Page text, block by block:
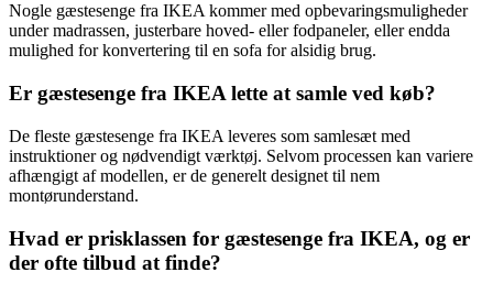
Nogle gæstesenge fra IKEA kommer med opbevaringsmuligheder
under madrassen, justerbare hoved- eller fodpaneler, eller endda
mulighed for konvertering til en sofa for alsidig brug.
Er gæstesenge fra IKEA lette at samle ved køb?
De fleste gæstesenge fra IKEA leveres som samlesæt med
instruktioner og nødvendigt værktøj. Selvom processen kan variere
afhængigt af modellen, er de generelt designet til nem
montørunderstand.
Hvad er prisklassen for gæstesenge fra IKEA, og er
der ofte tilbud at finde?